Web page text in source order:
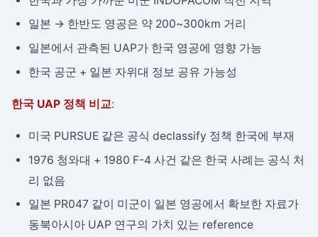
일본 → 한반도 영공은 약 200~300km 거리
일본에서 관측된 UAP가 한국 영공에 영향 가능
한국 공군 + 일본 자위대 정보 공유 가능성
한국 UAP 정책 비교:
미국 PURSUE 같은 공식 declassify 정책 한국에 부재
1976 청와대 + 1980 F-4 사건 같은 한국 사례는 공식 처
리 없음
일본 PR047 같이 미군이 일본 영공에서 확보한 자료가
동북아시아 UAP 연구의 가치 있는 reference